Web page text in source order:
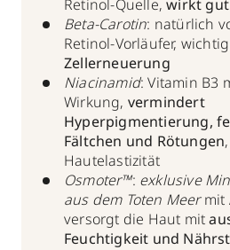
Retinol-Quelle,wirkt gut
Beta-Carotin: natürlich
Retinol-Vorläufer,
Zellerneuerung
Niacinamid: Vitamin B3
Wirkung, vermindert
Hyperpigmentierung,
Fältchen und Rötungen
Hautelastizität
Osmoter™: exklusive
aus dem Toten Meermit
versorgt die Haut mit
Feuchtigkeit und